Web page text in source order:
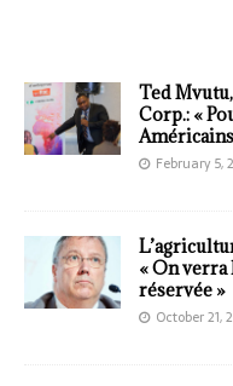
Ted
Corp.: «
February 5,
« On verra
réservée »
October 21,